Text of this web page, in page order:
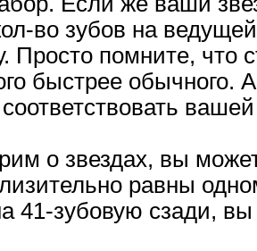
во зубов на
Просто помните, что
быстрее обычного.
о звездах, вы
равны
41-зубовую сзади,